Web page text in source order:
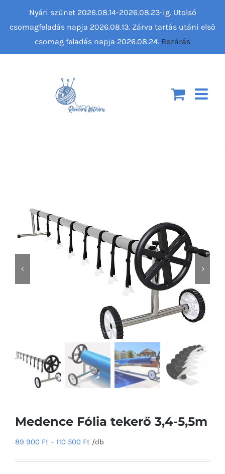
Medence Fólia tekerő 3,4-5,5m
89 900 Ft – 110 500 Ft /db
Nyári szünet 2026.08.14-2026.08.23-ig. Utolsó
csomagfeladás napja 2026.08.13. Zárva tartás utáni első
csomag feladás napja 2026.08.24. Bezárás